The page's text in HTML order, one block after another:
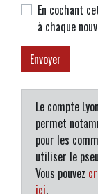
En cochant
à chaque
Le compte
permet
pour les
utiliser le
Vous pouvez
ici.